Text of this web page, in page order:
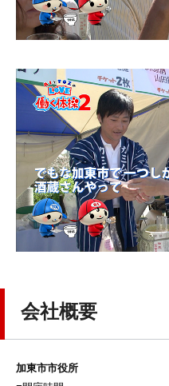
会社概要
加東市市役所